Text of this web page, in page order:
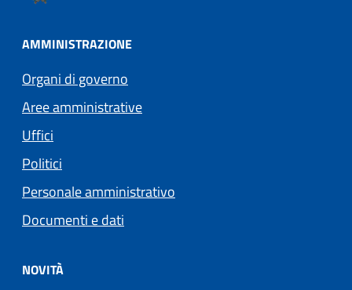
AMMINISTRAZIONE
Organi di governo
Aree amministrative
Uffici
Politici
Personale amministrativo
Documenti e dati
NOVITÀ